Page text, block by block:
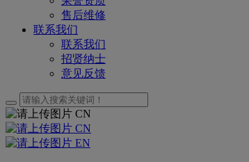
售后维修
联系我们
联系我们
招贤纳士
意见反馈
CN
CN
EN